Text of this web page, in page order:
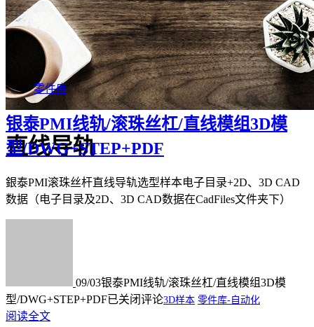
直线导轨
零件库
银泰PMI线轨/滚珠丝杠/直线模组3D模
型/DWG+STEP+PDF
銀泰PMI滚珠丝杆直线导轨选型样本电子目录+2D、3D CAD
数据（电子目录及2D、3D CAD数据在CadFiles文件夹下）
09/03银泰PMI线轨/滚珠丝杠/直线模组3D模
型/DWG+STEP+PDF已关闭评论3D样本 零件库-自动化
阅读全文